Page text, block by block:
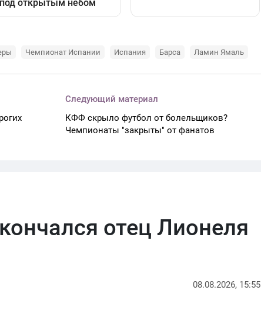
Чемпионат Испании Испания Барса Ламин Ямаль
Следующий материал
КФФ скрыло футбол от болельщиков?
Чемпионаты "закрыты" от фанатов
отец Лионеля
08.08.2026, 15:55